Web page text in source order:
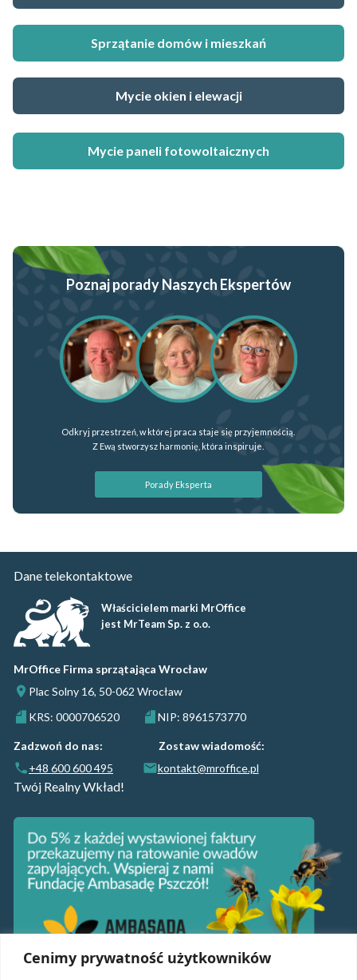
Cenimy prywatność użytkowników
Sprzątanie domów i mieszkań
Mycie okien i elewacji
Mycie paneli fotowoltaicznych
Porady Eksperta
Odkryj przestrzeń, w której praca staje się przyjemnością.
Z Ewą stworzysz harmonię, która inspiruje.
Poznaj porady Naszych Ekspertów
Dane telekontaktowe
Właścicielem marki MrOffice
jest MrTeam Sp. z o.o.
MrOffice Firma sprzątająca Wrocław
Plac Solny 16, 50-062 Wrocław
KRS: 0000706520
NIP: 8961573770
Zadzwoń do nas:
Zostaw wiadomość:
+48 600 600 495
kontakt@mroffice.pl
Twój Realny Wkład!